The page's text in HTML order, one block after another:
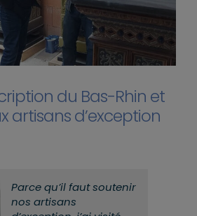
du Bas-Rhin et
artisans d’exception
Parce qu’il faut soutenir
nos artisans